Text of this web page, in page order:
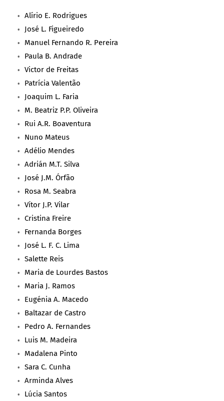
Alírio E. Rodrigues
José L. Figueiredo
Manuel Fernando R. Pereira
Paula B. Andrade
Victor de Freitas
Patrícia Valentão
Joaquim L. Faria
M. Beatriz P.P. Oliveira
Rui A.R. Boaventura
Nuno Mateus
Adélio Mendes
Adrián M.T. Silva
José J.M. Órfão
Rosa M. Seabra
Vítor J.P. Vilar
Cristina Freire
Fernanda Borges
José L. F. C. Lima
Salette Reis
Maria de Lourdes Bastos
Maria J. Ramos
Eugénia A. Macedo
Baltazar de Castro
Pedro A. Fernandes
Luis M. Madeira
Madalena Pinto
Sara C. Cunha
Arminda Alves
Lúcia Santos